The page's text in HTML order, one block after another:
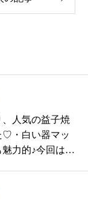
人気の益子焼
♡・白い器マッ
魅力的♪今回は
かみを作り出